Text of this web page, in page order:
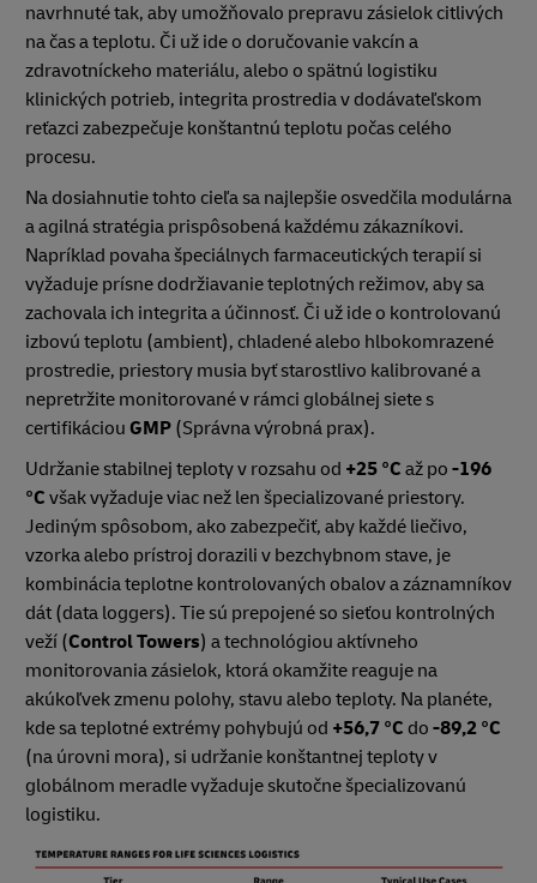
navrhnuté tak, aby umožňovalo prepravu zásielok citlivých
na čas a teplotu. Či už ide o doručovanie vakcín a
zdravotníckeho materiálu, alebo o spätnú logistiku
klinických potrieb, integrita prostredia v dodávateľskom
reťazci zabezpečuje konštantnú teplotu počas celého
procesu.
Na dosiahnutie tohto cieľa sa najlepšie osvedčila modulárna
a agilná stratégia prispôsobená každému zákazníkovi.
Napríklad povaha špeciálnych farmaceutických terapií si
vyžaduje prísne dodržiavanie teplotných režimov, aby sa
zachovala ich integrita a účinnosť. Či už ide o kontrolovanú
izbovú teplotu (ambient), chladené alebo hlbokomrazené
prostredie, priestory musia byť starostlivo kalibrované a
nepretržite monitorované v rámci globálnej siete s
certifikáciou GMP (Správna výrobná prax).
Udržanie stabilnej teploty v rozsahu od +25 °C až po -196
°C však vyžaduje viac než len špecializované priestory.
Jediným spôsobom, ako zabezpečiť, aby každé liečivo,
vzorka alebo prístroj dorazili v bezchybnom stave, je
kombinácia teplotne kontrolovaných obalov a záznamníkov
dát (data loggers). Tie sú prepojené so sieťou kontrolných
veží (Control Towers) a technológiou aktívneho
monitorovania zásielok, ktorá okamžite reaguje na
akúkoľvek zmenu polohy, stavu alebo teploty. Na planéte,
kde sa teplotné extrémy pohybujú od +56,7 °C do -89,2 °C
(na úrovni mora), si udržanie konštantnej teploty v
globálnom meradle vyžaduje skutočne špecializovanú
logistiku.